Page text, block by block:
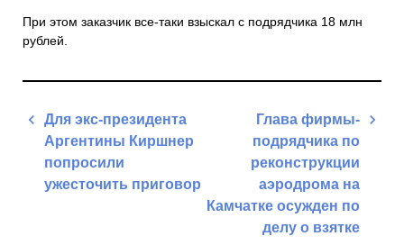
При этом заказчик все-таки взыскал с подрядчика 18 млн
рублей.
Навигация
записям
Для экс-президента
Аргентины Киршнер
попросили
ужесточить приговор
Глава фирмы-
подрядчика по
реконструкции
аэродрома на
Камчатке осужден по
делу о взятке